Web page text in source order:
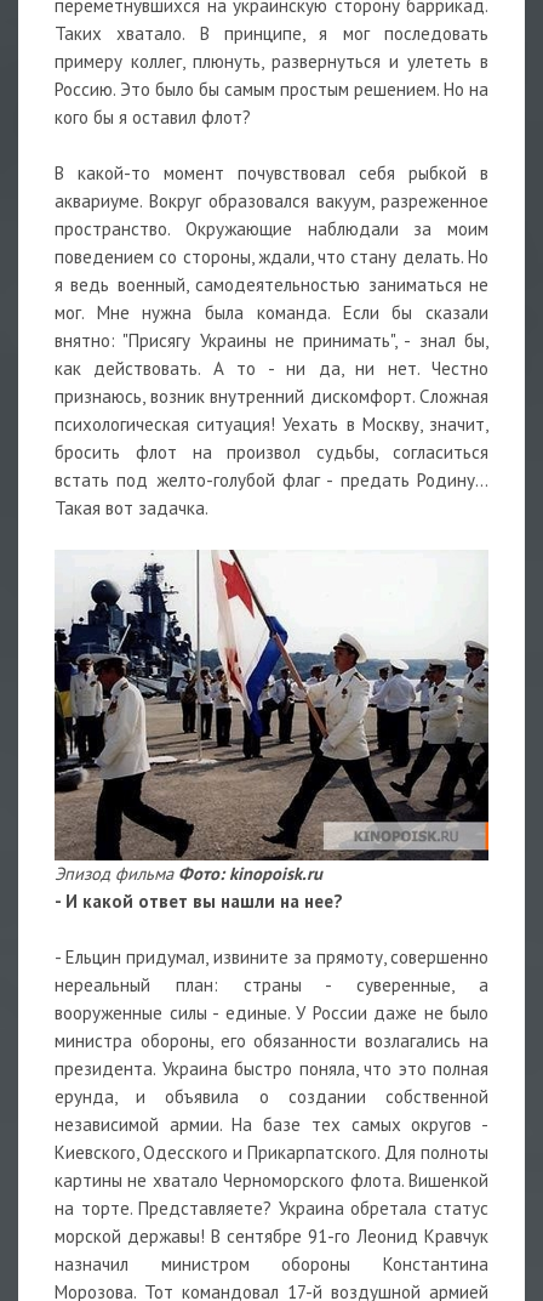
переметнувшихся на украинскую сторону баррикад.
Таких хватало. В принципе, я мог последовать
примеру коллег, плюнуть, развернуться и улететь в
Россию. Это было бы самым простым решением. Но на
кого бы я оставил флот?
В какой-то момент почувствовал себя рыбкой в
аквариуме. Вокруг образовался вакуум, разреженное
пространство. Окружающие наблюдали за моим
поведением со стороны, ждали, что стану делать. Но
я ведь военный, самодеятельностью заниматься не
мог. Мне нужна была команда. Если бы сказали
внятно: "Присягу Украины не принимать", - знал бы,
как действовать. А то - ни да, ни нет. Честно
признаюсь, возник внутренний дискомфорт. Сложная
психологическая ситуация! Уехать в Москву, значит,
бросить флот на произвол судьбы, согласиться
встать под желто-голубой флаг - предать Родину...
Такая вот задачка.
Эпизод фильма Фото: kinopoisk.ru
- И какой ответ вы нашли на нее?
- Ельцин придумал, извините за прямоту, совершенно
нереальный план: страны - суверенные, а
вооруженные силы - единые. У России даже не было
министра обороны, его обязанности возлагались на
президента. Украина быстро поняла, что это полная
ерунда, и объявила о создании собственной
независимой армии. На базе тех самых округов -
Киевского, Одесского и Прикарпатского. Для полноты
картины не хватало Черноморского флота. Вишенкой
на торте. Представляете? Украина обретала статус
морской державы! В сентябре 91-го Леонид Кравчук
назначил министром обороны Константина
Морозова. Тот командовал 17-й воздушной армией